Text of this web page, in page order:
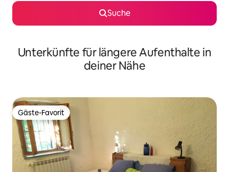
Suche
Unterkünfte für längere Aufenthalte in
deiner Nähe
Gäste-Favorit
Gäste-Favorit